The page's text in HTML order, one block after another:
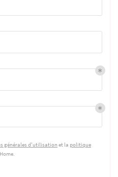
générales d'utilisation et la politique
.